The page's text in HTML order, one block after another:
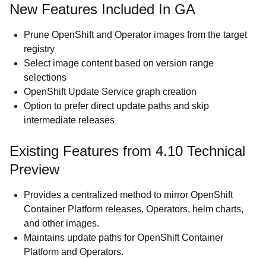
New Features Included In GA
Prune OpenShift and Operator images from the target
registry
Select image content based on version range
selections
OpenShift Update Service graph creation
Option to prefer direct update paths and skip
intermediate releases
Existing Features from 4.10 Technical
Preview
Provides a centralized method to mirror OpenShift
Container Platform releases, Operators, helm charts,
and other images.
Maintains update paths for OpenShift Container
Platform and Operators.